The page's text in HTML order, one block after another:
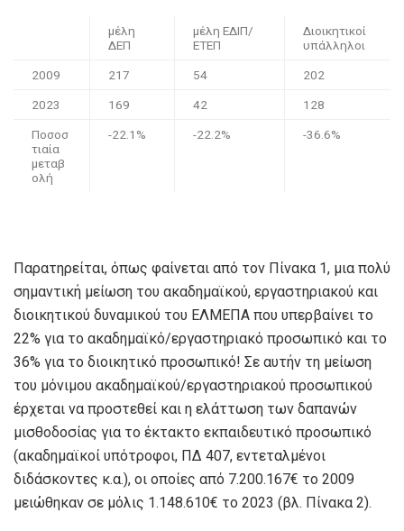
μέλη
ΔΕΠ
μέλη ΕΔΙΠ/
ΕΤΕΠ
Διοικητικοί
υπάλληλοι
2009 217 54 202
2023 169 42 128
Ποσοσ
τιαία
μεταβ
ολή
-22.1% -22.2% -36.6%
Παρατηρείται, όπως φαίνεται από τον Πίνακα 1, μια πολύ
σημαντική μείωση του ακαδημαϊκού, εργαστηριακού και
διοικητικού δυναμικού του ΕΛΜΕΠΑ που υπερβαίνει το
22% για το ακαδημαϊκό/εργαστηριακό προσωπικό και το
36% για το διοικητικό προσωπικό! Σε αυτήν τη μείωση
του μόνιμου ακαδημαϊκού/εργαστηριακού προσωπικού
έρχεται να προστεθεί και η ελάττωση των δαπανών
μισθοδοσίας για το έκτακτο εκπαιδευτικό προσωπικό
(ακαδημαϊκοί υπότροφοι, ΠΔ 407, εντεταλμένοι
διδάσκοντες κ.α.), οι οποίες από 7.200.167€ το 2009
μειώθηκαν σε μόλις 1.148.610€ το 2023 (βλ. Πίνακα 2).